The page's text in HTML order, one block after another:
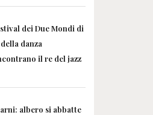
dei Due Mondi di
danza
il re del jazz
albero si abbatte